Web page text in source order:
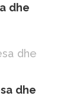
dhe
dhe